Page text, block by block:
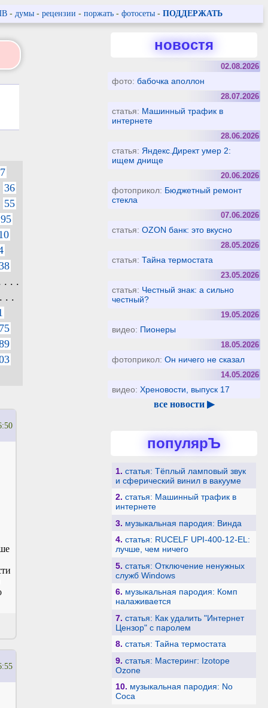
- думы- рецензии - поржать- фотосеты - ПОДДЕРЖАТЬ
36
55
95
. . .
. .
новостя
02.08.2026
фото:бабочка аполлон
28.07.2026
статья: Машинный трафик в
интернете
28.06.2026
статья: Яндекс.Директ умер 2:
ищем днище
20.06.2026
фотоприкол: Бюджетный ремонт
стекла
07.06.2026
статья:OZON банк: это вкусно
28.05.2026
статья:Тайна термостата
23.05.2026
статья: Честный знак: а сильно
честный?
19.05.2026
видео: Пионеры
18.05.2026
фотоприкол:Он ничего не сказал
14.05.2026
видео:Хреновости, выпуск 17
все новости ▶
популярЪ
1. статья: Тёплый ламповый звук
и сферический винил в вакууме
2. статья: Машинный трафик в
интернете
3. музыкальная пародия: Винда
4. статья: RUCELF UPI-400-12-EL:
лучше, чем ничего
5. статья: Отключение ненужных
служб Windows
6. музыкальная пародия: Комп
налаживается
7. статья: Как удалить "Интернет
Цензор" с паролем
8. статья: Тайна термостата
9. статья: Мастеринг: Izotope
Ozone
10. музыкальная пародия: No
Coca